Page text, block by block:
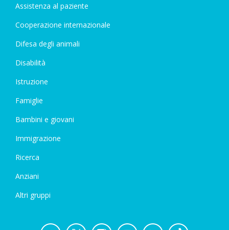
Assistenza al paziente
Cooperazione internazionale
Difesa degli animali
Disabilità
Istruzione
Famiglie
Bambini e giovani
Immigrazione
Ricerca
Anziani
Altri gruppi